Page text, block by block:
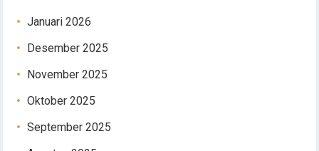
Januari 2026
Desember 2025
November 2025
Oktober 2025
September 2025